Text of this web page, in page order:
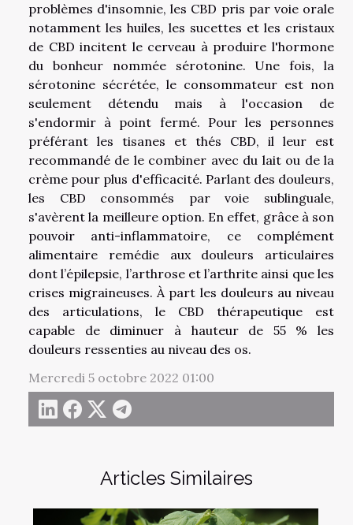
Articles Similaires
problèmes d'insomnie, les CBD pris par voie orale
notamment les huiles, les sucettes et les cristaux
de CBD incitent le cerveau à produire l'hormone
du bonheur nommée sérotonine. Une fois, la
sérotonine sécrétée, le consommateur est non
seulement détendu mais à l'occasion de
s'endormir à point fermé. Pour les personnes
préférant les tisanes et thés CBD, il leur est
recommandé de le combiner avec du lait ou de la
crème pour plus d'efficacité. Parlant des douleurs,
les CBD consommés par voie sublinguale,
s'avèrent la meilleure option. En effet, grâce à son
pouvoir anti-inflammatoire, ce complément
alimentaire remédie aux douleurs articulaires
dont l’épilepsie, l’arthrose et l’arthrite ainsi que les
crises migraineuses. À part les douleurs au niveau
des articulations, le CBD thérapeutique est
capable de diminuer à hauteur de 55 % les
douleurs ressenties au niveau des os.
Mercredi 5 octobre 2022 01:00